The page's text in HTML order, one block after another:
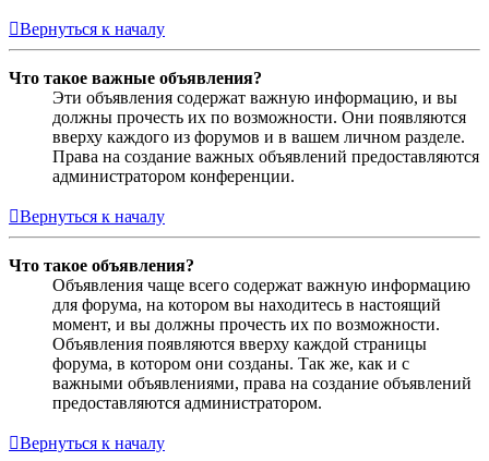
Вернуться к началу
Что такое важные объявления?
Эти объявления содержат важную информацию, и вы
должны прочесть их по возможности. Они появляются
вверху каждого из форумов и в вашем личном разделе.
Права на создание важных объявлений предоставляются
администратором конференции.
Вернуться к началу
Что такое объявления?
Объявления чаще всего содержат важную информацию
для форума, на котором вы находитесь в настоящий
момент, и вы должны прочесть их по возможности.
Объявления появляются вверху каждой страницы
форума, в котором они созданы. Так же, как и с
важными объявлениями, права на создание объявлений
предоставляются администратором.
Вернуться к началу